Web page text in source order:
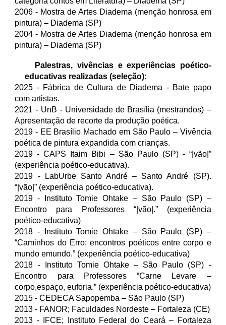
2006 - Mostra de Artes Diadema (menção honrosa em
pintura) – Diadema (SP)
2004 - Mostra de Artes Diadema (menção honrosa em
pintura) – Diadema (SP)
Palestras, vivências e experiências poético-
educativas realizadas (seleção):
2025 - Fábrica de Cultura de Diadema - Bate papo
com artistas.
2021 - UnB - Universidade de Brasília (mestrandos) –
Apresentação de recorte da produção poética.
2019 - EE Brasílio Machado em São Paulo – Vivência
poética de pintura expandida com crianças.
2019 - CAPS Itaim Bibi – São Paulo (SP) - “|vão|”
(experiência poético-educativa).
2019 - LabUrbe Santo André – Santo André (SP).
“|vão|” (experiência poético-educativa).
2019 - Instituto Tomie Ohtake – São Paulo (SP) –
Encontro para Professores “|vão|.” (experiência
poético-educativa)
2018 - Instituto Tomie Ohtake – São Paulo (SP) –
“Caminhos do Erro; encontros poéticos entre corpo e
mundo emundo.” (experiência poético-educativa)
2018 - Instituto Tomie Ohtake – São Paulo (SP) -
Encontro para Professores “Carne Levare –
corpo,espaço, euforia.” (experiência poético-educativa)
2015 - CEDECA Sapopemba – São Paulo (SP)
2013 - FANOR; Faculdades Nordeste – Fortaleza (CE)
2013 -
IFCE; Instituto Federal do Ceará – Fortaleza